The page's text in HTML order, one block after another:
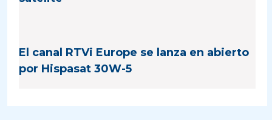
El canal RTVi Europe se lanza en abierto
por Hispasat 30W-5